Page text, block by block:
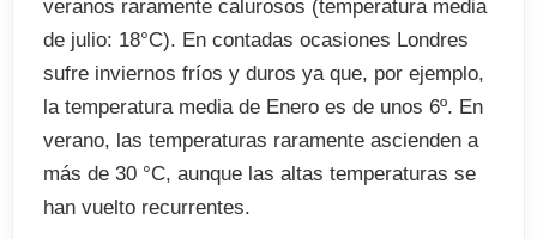
veranos raramente calurosos (temperatura media
de julio: 18°C). En contadas ocasiones Londres
sufre inviernos fríos y duros ya que, por ejemplo,
la temperatura media de Enero es de unos 6º. En
verano, las temperaturas raramente ascienden a
más de 30 °C, aunque las altas temperaturas se
han vuelto recurrentes.